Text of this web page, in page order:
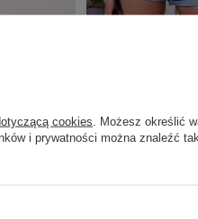
cookies . Możesz określić
i prywatności można znaleźć